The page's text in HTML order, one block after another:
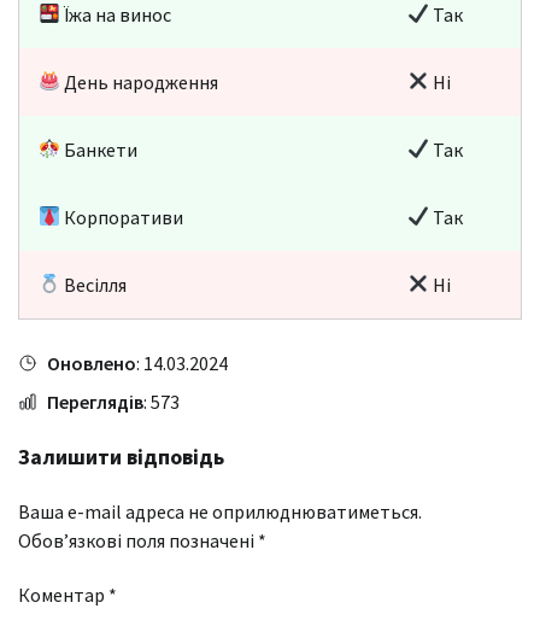
Їжа на винос Так
День народження Ні
Банкети Так
Корпоративи Так
Весілля Ні
Оновлено: 14.03.2024
Переглядів: 573
Залишити відповідь
Ваша e-mail адреса не оприлюднюватиметься.
Обов’язкові поля позначені *
Коментар *